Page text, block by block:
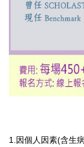
1.因個人因素(含生